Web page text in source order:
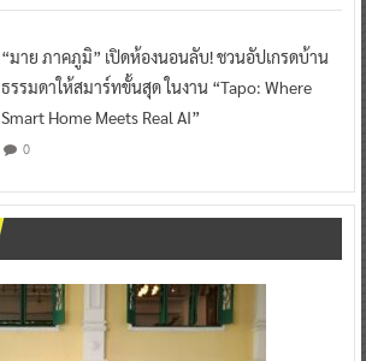
“มาย ภาคภูมิ” เปิดห้องนอนลับ! ชวนอัปเกรดบ้าน
ธรรมดาให้สมาร์ทขั้นสุด ในงาน “Tapo: Where
Smart Home Meets Real AI”
0